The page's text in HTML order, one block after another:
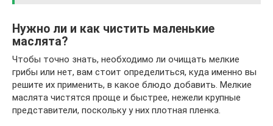
Нужно ли и как чистить маленькие
маслята?
Чтобы точно знать, необходимо ли очищать мелкие
грибы или нет, вам стоит определиться, куда именно вы
решите их применить, в какое блюдо добавить. Мелкие
маслята чистятся проще и быстрее, нежели крупные
представители, поскольку у них плотная пленка.